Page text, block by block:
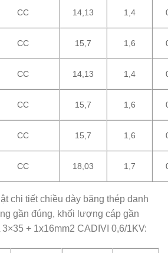
CC 14,13 1,4
CC 15,7 1,6
CC 14,13 1,4
CC 15,7 1,6
CC 15,7 1,6
CC 18,03 1,7
chi tiết chiều dày băng thép danh
gần đúng, khối lượng cáp gần
+ 1x16mm2 CADIVI 0,6/1KV: